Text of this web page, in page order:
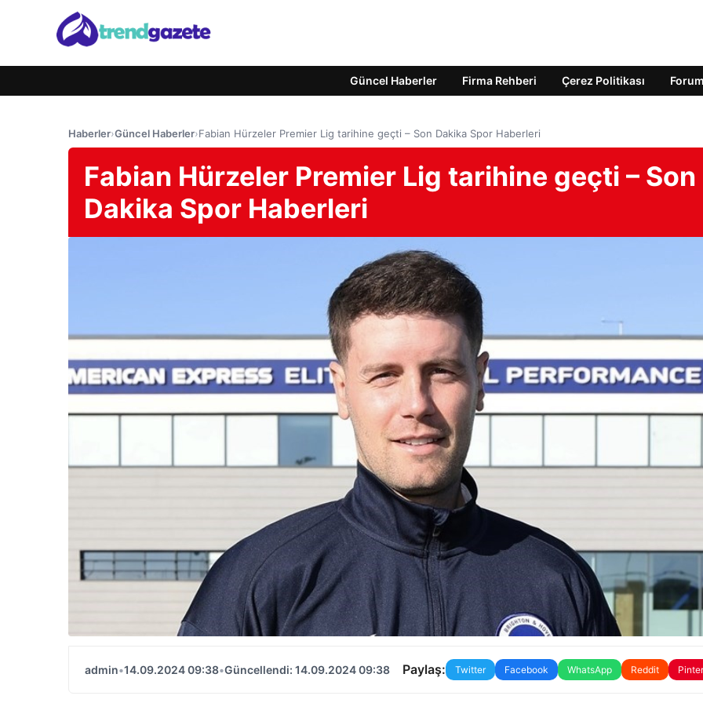
Güncel Haberler Firma Rehberi Çerez Politikası Forum
Haberler›Güncel Haberler›Fabian Hürzeler Premier Lig tarihine geçti – Son Dakika Spor Haberleri
Fabian Hürzeler Premier Lig tarihine geçti – Son
Dakika Spor Haberleri
admin•14.09.2024 09:38•Güncellendi: 14.09.2024 09:38 Paylaş: Twitter Facebook WhatsApp Reddit